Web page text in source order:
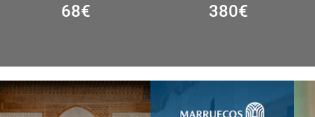
68€ 380€